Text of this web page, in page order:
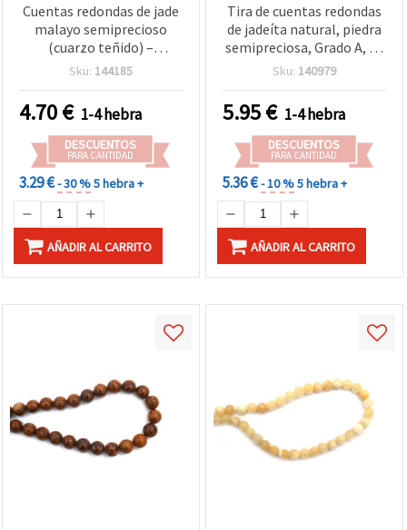
Cuentas redondas de jade
malayo semiprecioso
(cuarzo teñido) –
amarillo, 12 mm, hilo
de piedra para bisutería
DIY, pulseras y collares
Sku: 144185
4.70€ 1-4 hebra
DESCUENTOS
PARA CANTIDAD
3.29 €- 30 %5 hebra +
AÑADIR AL CARRITO
Tira de cuentas redondas
de jadeíta natural, piedra
semipreciosa, Grado A, 10
mm, aprox. 38 uds
Sku: 140979
5.95€ 1-4 hebra
DESCUENTOS
PARA CANTIDAD
5.36 €- 10 %5 hebra +
AÑADIR AL CARRITO